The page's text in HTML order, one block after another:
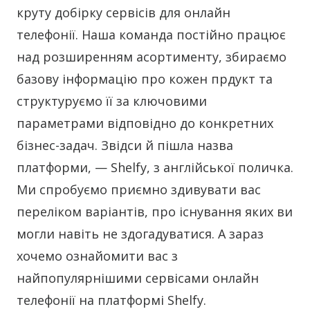
круту добірку сервісів для онлайн
телефонії. Наша команда постійно працює
над розширенням асортименту, збираємо
базову інформацію про кожен прдукт та
структуруємо її за ключовими
параметрами відповідно до конкретних
бізнес-задач. Звідси й пішла назва
платформи, — Shelfy, з англійської поличка.
Ми спробуємо приємно здивувати вас
переліком варіантів, про існування яких ви
могли навіть не здогадуватися. А зараз
хочемо ознайомити вас з
найпопулярнішими сервісами онлайн
телефонії на платформі Shelfy.